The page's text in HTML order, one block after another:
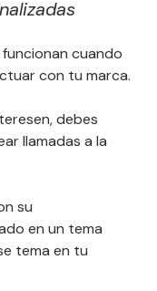
califíquenos".
cuando
con tu marca.
llamadas a la
su